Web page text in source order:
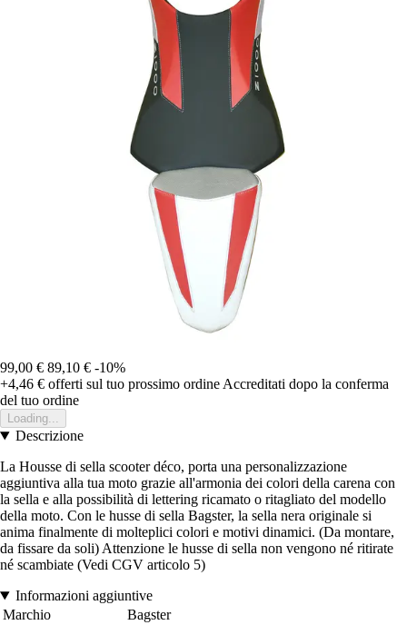
99,00 € 89,10 € -10%
+4,46 € offerti sul tuo prossimo ordine Accreditati dopo la conferma
del tuo ordine
Loading...
Descrizione
La Housse di sella scooter déco, porta una personalizzazione
aggiuntiva alla tua moto grazie all'armonia dei colori della carena con
la sella e alla possibilità di lettering ricamato o ritagliato del modello
della moto. Con le husse di sella Bagster, la sella nera originale si
anima finalmente di molteplici colori e motivi dinamici. (Da montare,
da fissare da soli) Attenzione le husse di sella non vengono né ritirate
né scambiate (Vedi CGV articolo 5)
Informazioni aggiuntive
Marchio
Bagster